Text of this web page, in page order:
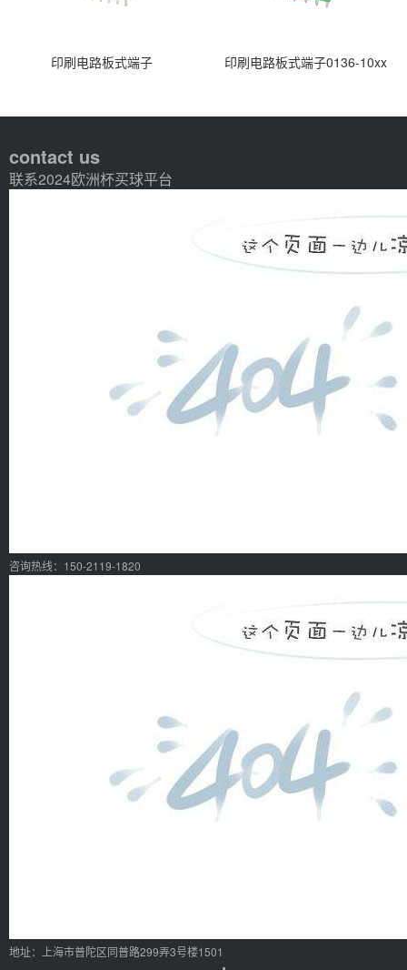
印刷电路板式端子 印刷电路板式端子0136-10xx
contact us
联系2024欧洲杯买球平台
咨询热线：150-2119-1820
地址：上海市普陀区同普路299弄3号楼1501